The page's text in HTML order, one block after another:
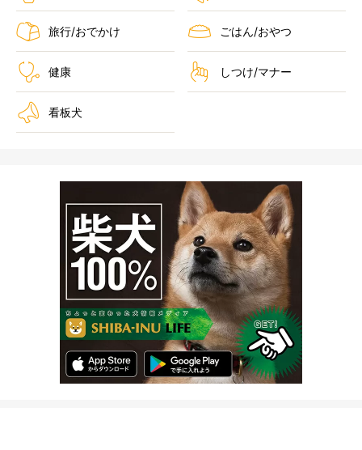
旅行/おでかけ ごはん/おやつ
健康 しつけ/マナー
看板犬